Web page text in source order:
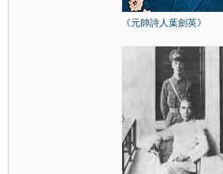
《元帥詩人葉劍英》